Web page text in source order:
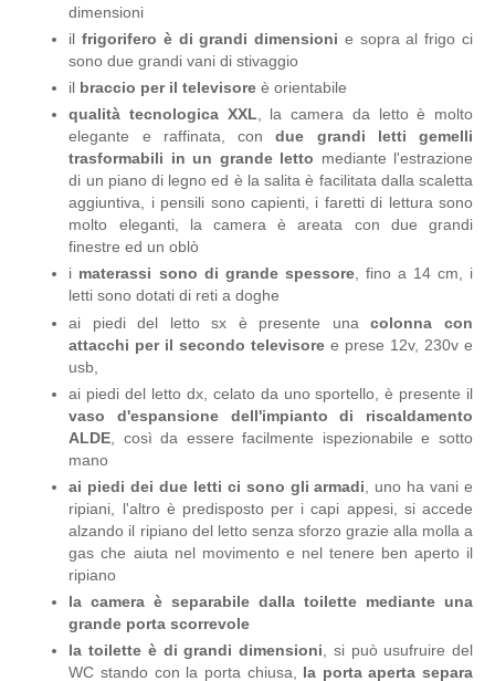
dimensioni
ilfrigorifero è di grandi dimensioni e sopra al frigo ci
sono due grandi vani di stivaggio
il braccio per il televisore è orientabile
qualità tecnologica XXL, la camera da letto è molto
elegante e raffinata, condue grandi letti gemelli
trasformabili in un grande letto mediante l'estrazione
di un piano di legno ed è la salita è facilitata dalla scaletta
aggiuntiva, i pensili sono capienti, i faretti di lettura sono
molto eleganti, la camera è areata con due grandi
finestre ed un oblò
i materassi sono di grande spessore, fino a 14 cm, i
letti sono dotati di reti a doghe
ai piedi del letto sx è presente una colonna con
attacchi per il secondo televisore e prese 12v, 230v e
usb,
ai piedi del letto dx, celato da uno sportello, è presente il
vaso d'espansione dell'impianto di riscaldamento
ALDE , così da essere facilmente ispezionabile e sotto
mano
ai piedi dei due letti ci sono gli armadi , uno ha vani e
ripiani, l'altro è predisposto per i capi appesi, si accede
alzando il ripiano del letto senza sforzo grazie alla molla a
gas che aiuta nel movimento e nel tenere ben aperto il
ripiano
la camera è separabile dalla toilette mediante una
grande porta scorrevole
la toilette è di grandi dimensioni, si può usufruire del
WC stando con la porta chiusa, la porta aperta separa